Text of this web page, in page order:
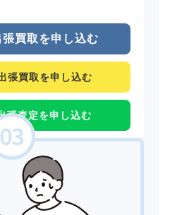
買取を申し込む
張買取を申し込む
張査定を申し込む